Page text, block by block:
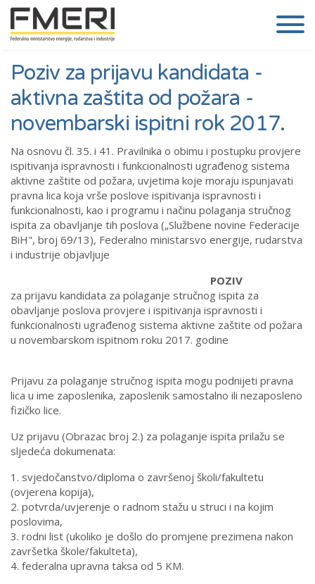
Poziv za prijavu kandidata -
aktivna zaštita od požara -
novembarski ispitni rok 2017.
Na osnovu čl. 35. i 41. Pravilnika o obimu i postupku provjere
ispitivanja ispravnosti i funkcionalnosti ugrađenog sistema
aktivne zaštite od požara, uvjetima koje moraju ispunjavati
pravna lica koja vrše poslove ispitivanja ispravnosti i
funkcionalnosti, kao i programu i načinu polaganja stručnog
ispita za obavljanje tih poslova („Službene novine Federacije
BiH", broj 69/13), Federalno ministarsvo energije, rudarstva
i industrije objavljuje
POZIV
za prijavu kandidata za polaganje stručnog ispita za
obavljanje poslova provjere i ispitivanja ispravnosti i
funkcionalnosti ugrađenog sistema aktivne zaštite od požara
u novembarskom ispitnom roku 2017. godine
Prijavu za polaganje stručnog ispita mogu podnijeti pravna
lica u ime zaposlenika, zaposlenik samostalno ili nezaposleno
fizičko lice.
Uz prijavu (Obrazac broj 2.) za polaganje ispita prilažu se
sljedeća dokumenata:
1. svjedočanstvo/diploma o završenoj školi/fakultetu
(ovjerena kopija),
2. potvrda/uvjerenje o radnom stažu u struci i na kojim
poslovima,
3. rodni list (ukoliko je došlo do promjene prezimena nakon
završetka škole/fakulteta),
4. federalna upravna taksa od 5 KM.